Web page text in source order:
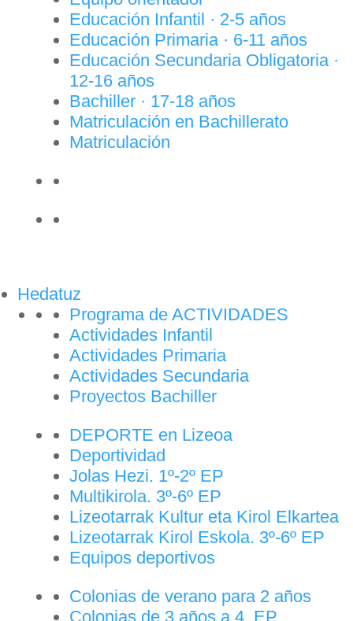
Educación Infantil · 2-5 años
Educación Primaria · 6-11 años
Educación Secundaria Obligatoria ·
12-16 años
Bachiller · 17-18 años
Matriculación en Bachillerato
Matriculación
Hedatuz
Programa de ACTIVIDADES
Actividades Infantil
Actividades Primaria
Actividades Secundaria
Proyectos Bachiller
DEPORTE en Lizeoa
Deportividad
Jolas Hezi. 1º-2º EP
Multikirola. 3º-6º EP
Lizeotarrak Kultur eta Kirol Elkartea
Lizeotarrak Kirol Eskola. 3º-6º EP
Equipos deportivos
Colonias de verano para 2 años
Colonias de 3 años a 4. EP